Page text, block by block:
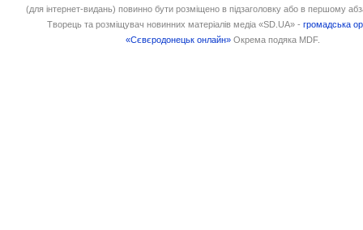
(для інтернет-видань) повинно бути розміщено в підзаголовку або в першому
Творець та розміщувач новинних матеріалів медіа «SD.UA» -громадська
«Сєвєродонецьк онлайн» Окрема подяка MDF.